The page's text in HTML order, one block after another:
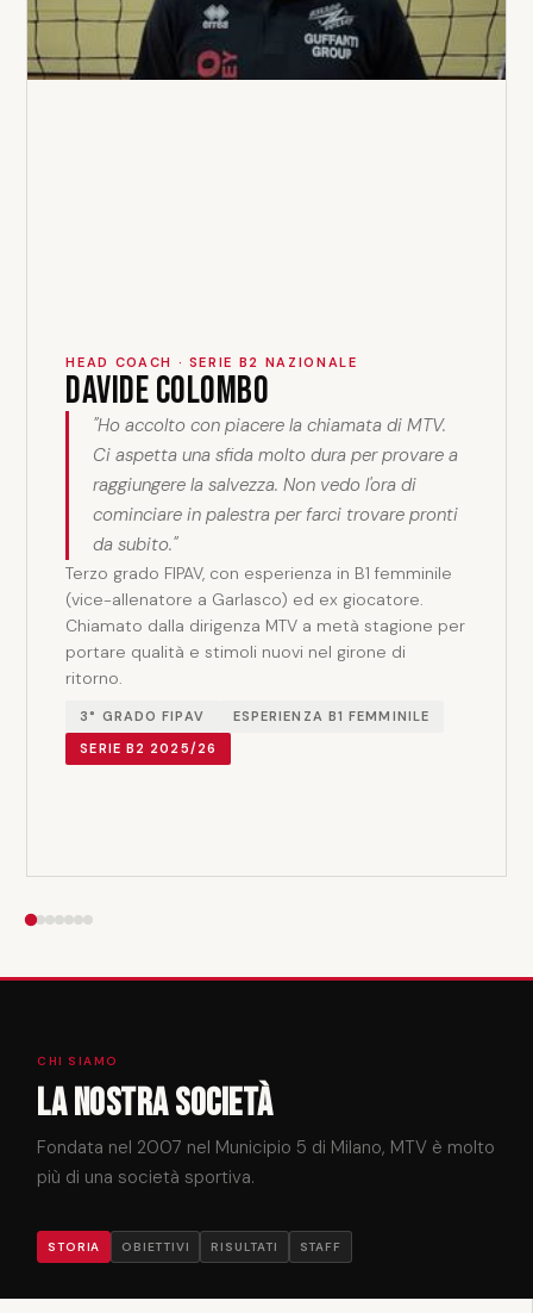
HEAD COACH · SERIE B2 NAZIONALE
Davide Colombo
"Ho accolto con piacere la chiamata di MTV.
Ci aspetta una sfida molto dura per provare a
raggiungere la salvezza. Non vedo l'ora di
cominciare in palestra per farci trovare pronti
da subito."
Terzo grado FIPAV, con esperienza in B1 femminile
(vice-allenatore a Garlasco) ed ex giocatore.
Chiamato dalla dirigenza MTV a metà stagione per
portare qualità e stimoli nuovi nel girone di
ritorno.
3° GRADO FIPAV
ESPERIENZA B1 FEMMINILE
SERIE B2 2025/26
CHI SIAMO
La nostra società
Fondata nel 2007 nel Municipio 5 di Milano, MTV è molto
più di una società sportiva.
STORIA OBIETTIVI RISULTATI STAFF